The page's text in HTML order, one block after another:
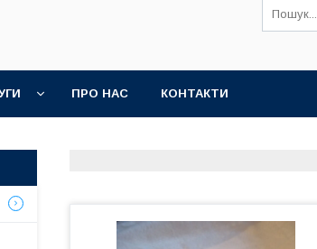
ПРО НАС КОНТАКТИ